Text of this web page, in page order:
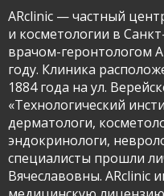
ARclinic — частный
и косметологии в
врачом-геронтологом
году. Клиника
1884 года на ул.
«Технологический
дерматологи,
эндокринологи,
специалисты прошли
Вячеславовны. ARclinic